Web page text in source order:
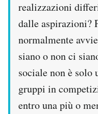
realizzazioni
dalle aspirazioni?
normalmente
siano o non ci
sociale non è solo
gruppi in
entro una più o